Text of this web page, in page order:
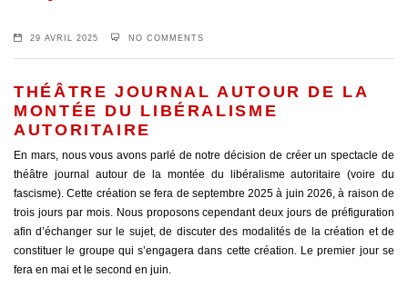
29 AVRIL 2025 NO COMMENTS
THÉÂTRE JOURNAL AUTOUR DE LA
MONTÉE DU LIBÉRALISME
AUTORITAIRE
En mars, nous vous avons parlé de notre décision de créer un spectacle de
théâtre journal autour de la montée du libéralisme autoritaire (voire du
fascisme). Cette création se fera de septembre 2025 à juin 2026, à raison de
trois jours par mois. Nous proposons cependant deux jours de préfiguration
afin d’échanger sur le sujet, de discuter des modalités de la création et de
constituer le groupe qui s’engagera dans cette création. Le premier jour se
fera en mai et le second en juin.